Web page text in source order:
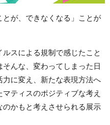
とが、できなくなる」ことが
スによる規制で感じたこと
んな、変わってしまった日
に変え、新たな表現方法へ
ティスのポジティブな考え
かもと考えさせられる展示